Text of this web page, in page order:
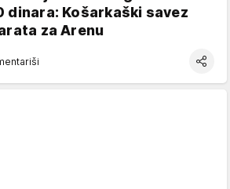
dinara: Košarkaški savez
za Arenu